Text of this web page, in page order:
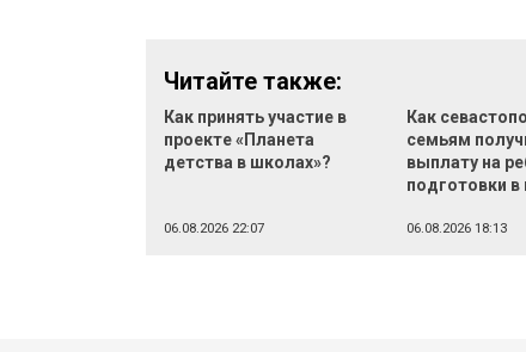
Читайте также:
Как принять участие в
проекте «Планета
детства в школах»?
06.08.2026 22:07
Как
семьям
выплату на
подготовки в
06.08.2026 18:13